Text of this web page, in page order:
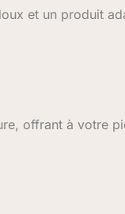
et un produit
offrant à votre